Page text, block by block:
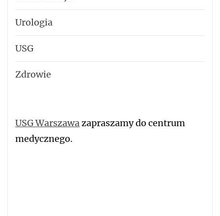
Urologia
USG
Zdrowie
USG Warszawazapraszamy do centrum
medycznego.